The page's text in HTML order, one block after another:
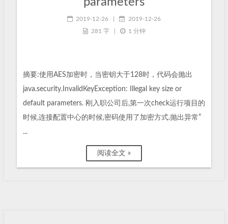
2019-12-26
2019-12-26
281 字
1 分钟
摘要:使用AES加密时，当密钥大于128时，代码会抛出
java.security.InvalidKeyException: Illegal key size or
default parameters. 刚入职公司后,第一次check运行项目的
时候,连接配置中心的时候,密码使用了加密方式.抛出异常”
...
阅读全文 »